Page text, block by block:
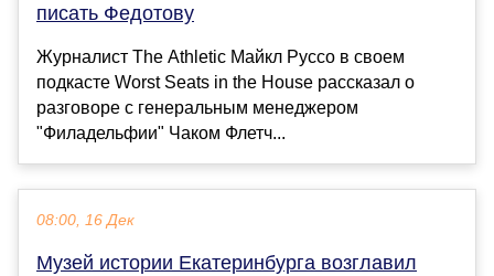
писать Федотову
Журналист The Athletic Майкл Руссо в своем
подкасте Worst Seats in the House рассказал о
разговоре с генеральным менеджером
"Филадельфии" Чаком Флетч...
08:00, 16 Дек
Музей истории Екатеринбурга возглавил